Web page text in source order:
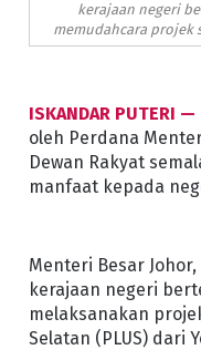
kerajaan negeri
memudahcara projek
ISKANDAR PUTERI —
oleh Perdana
Dewan Rakyat
manfaat kepada
Menteri Besar
kerajaan negeri
melaksanakan
Selatan (PLUS) dari